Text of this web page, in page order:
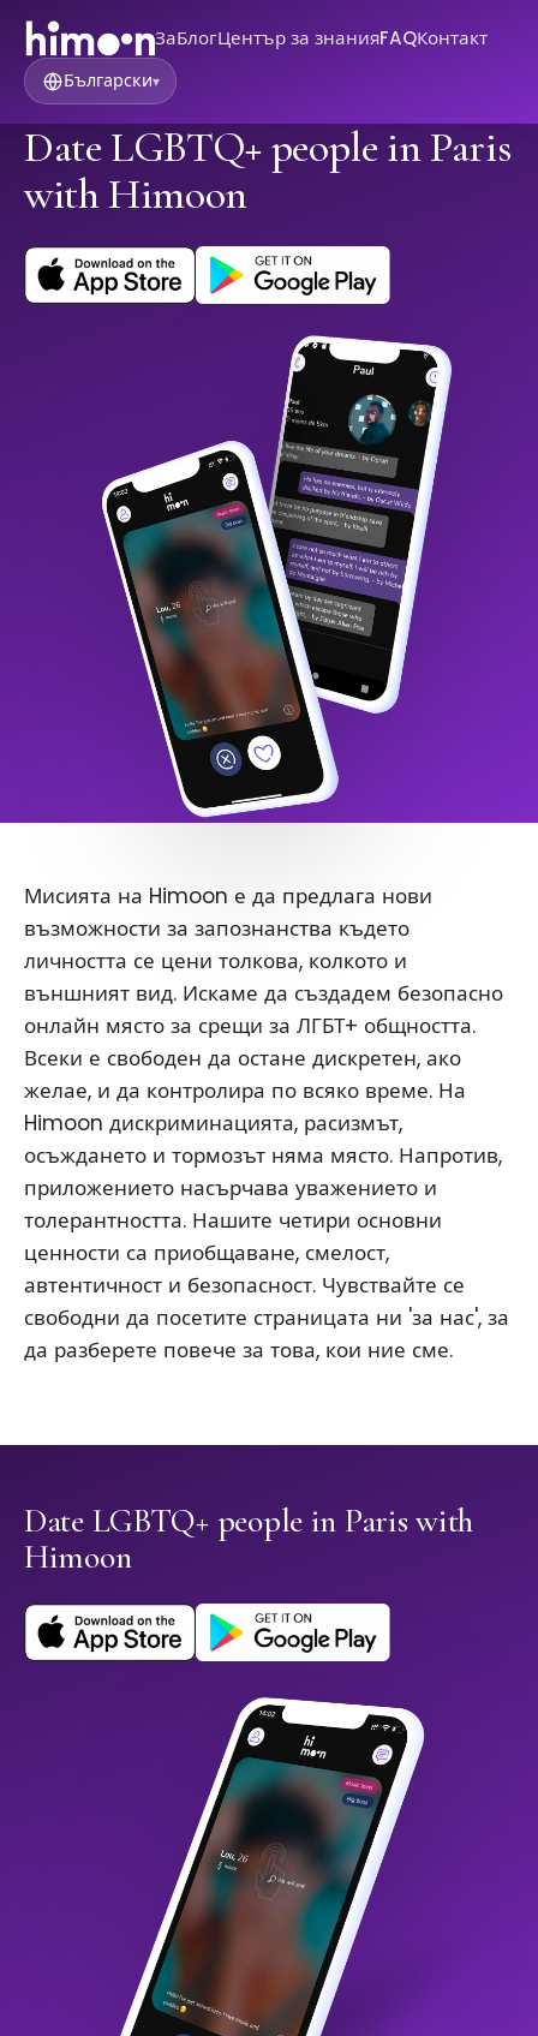
ЗаБлогЦентър за знанияFAQКонтакт
Български▾
Date LGBTQ+ people in Paris
with Himoon
Мисията на Himoon е да предлага нови
възможности за запознанства където
личността се цени толкова, колкото и
външният вид. Искаме да създадем безопасно
онлайн място за срещи за ЛГБТ+ общността.
Всеки е свободен да остане дискретен, ако
желае, и да контролира по всяко време. На
Himoon дискриминацията, расизмът,
осъждането и тормозът няма място. Напротив,
приложението насърчава уважението и
толерантността. Нашите четири основни
ценности са приобщаване, смелост,
автентичност и безопасност. Чувствайте се
свободни да посетите страницата ни 'за нас', за
да разберете повече за това, кои ние сме.
Date LGBTQ+ people in Paris with
Himoon